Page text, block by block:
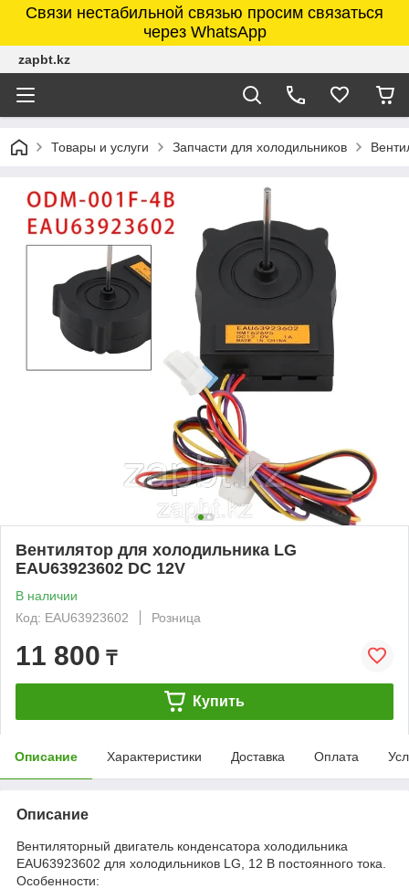
Связи нестабильной связью просим связаться
через WhatsApp
zapbt.kz
Товары и услуги Запчасти для холодильников
Вентилятор для холодильника LG
EAU63923602 DC 12V
В наличии
Код: EAU63923602
Розница
11 800 ₸
Купить
Описание Характеристики Доставка Оплата
Описание
Вентиляторный двигатель конденсатора холодильника
EAU63923602 для холодильников LG, 12 В постоянного тока.
Особенности: